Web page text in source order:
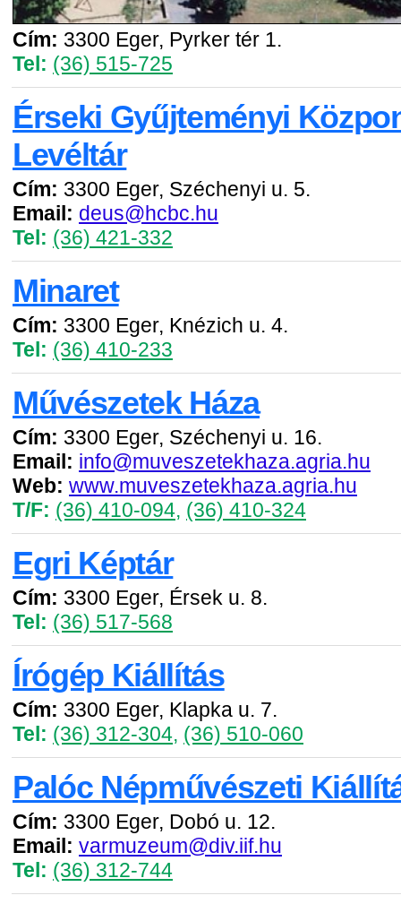
Cím: 3300 Eger, Pyrker tér 1.
Tel: (36) 515-725
Érseki Gyűjteményi
Levéltár
Cím: 3300 Eger, Széchenyi u. 5.
Email: deus@hcbc.hu
Tel: (36) 421-332
Minaret
Cím: 3300 Eger, Knézich u. 4.
Tel: (36) 410-233
Művészetek Háza
Cím: 3300 Eger, Széchenyi u. 16.
Email: info@muveszetekhaza.agria.hu
Web: www.muveszetekhaza.agria.hu
T/F: (36) 410-094, (36) 410-324
Egri Képtár
Cím: 3300 Eger, Érsek u. 8.
Tel: (36) 517-568
Írógép Kiállítás
Cím: 3300 Eger, Klapka u. 7.
Tel: (36) 312-304, (36) 510-060
Palóc Népművészeti
Cím: 3300 Eger, Dobó u. 12.
Email: varmuzeum@div.iif.hu
Tel: (36) 312-744